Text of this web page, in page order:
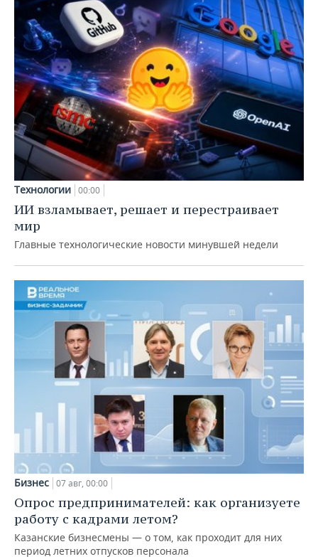
Технологии 00:00
ИИ взламывает, решает и перестраивает
мир
Главные технологические новости минувшей недели
Бизнес 07 авг, 00:00
Опрос предпринимателей: как организуете
работу с кадрами летом?
Казанские бизнесмены — о том, как проходит для них
период летних отпусков персонала